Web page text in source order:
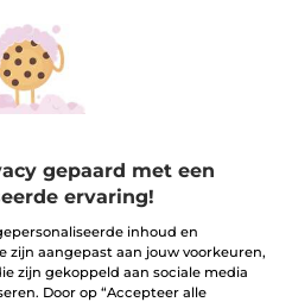
- Beige Radieux
(994)REVIEW TOEVOEGEN
€
gepaard met een
ervaring!
inhoud en
zijn aangepast aan jouw voorkeuren,
zijn gekoppeld aan sociale media
Door op “Accepteer alle